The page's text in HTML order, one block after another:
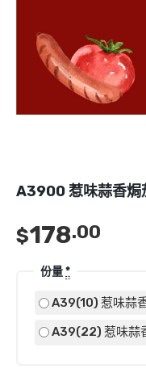
A3900 惹味蒜香焗
$178.00
份量*
A39(10) 惹味蒜
A39(22) 惹味蒜